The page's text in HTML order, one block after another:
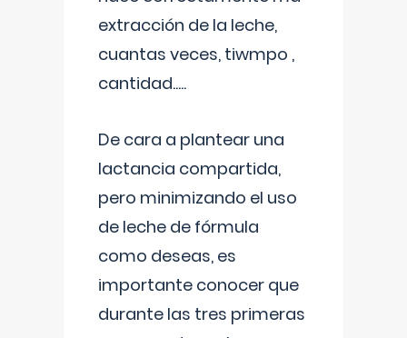
extracción de la leche,
cuantas veces, tiwmpo ,
cantidad.....
De cara a plantear una
lactancia compartida,
pero minimizando el uso
de leche de fórmula
como deseas, es
importante conocer que
durante las tres primeras